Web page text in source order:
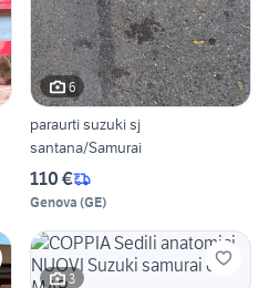
6
paraurti suzuki sj
santana/Samurai
110 €
Genova (GE)
3